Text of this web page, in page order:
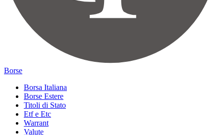
Borse
Borsa Italiana
Borse Estere
Titoli di Stato
Etf e Etc
Warrant
Valute